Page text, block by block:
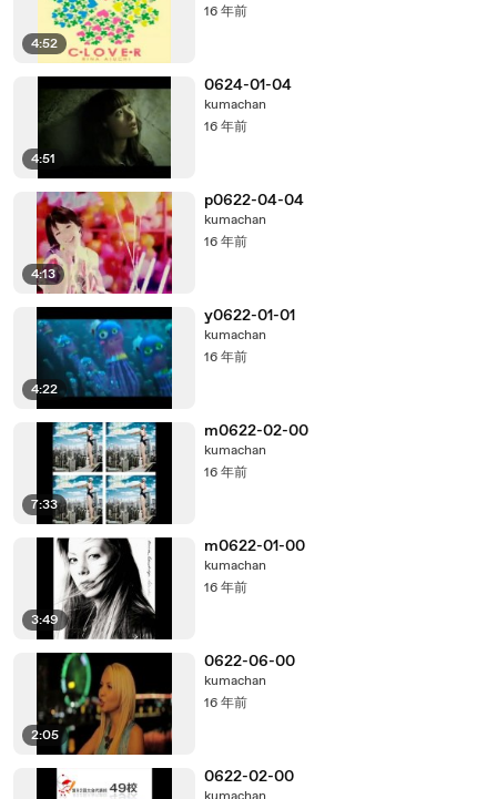
4:52
16 年前
4:51
0624-01-04
kumachan
16 年前
4:13
p0622-04-04
kumachan
16 年前
4:22
y0622-01-01
kumachan
16 年前
7:33
m0622-02-00
kumachan
16 年前
3:49
m0622-01-00
kumachan
16 年前
2:05
0622-06-00
kumachan
16 年前
0622-02-00